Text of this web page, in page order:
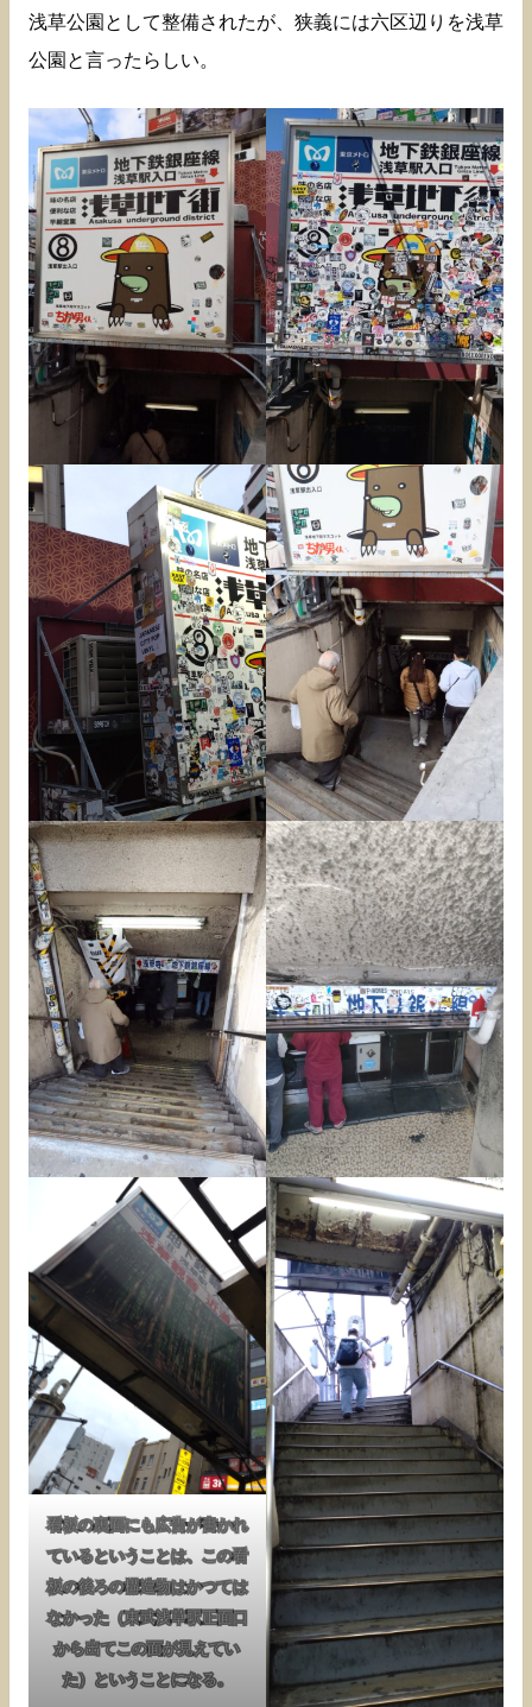
浅草公園として整備されたが、狭義には六区辺りを浅草
公園と言ったらしい。
看板の裏面にも広告が書かれ
ているということは、この看
板の後ろの構造物はかつては
なかった（東武浅草駅正面口
から出てこの面が見えてい
た）ということになる。